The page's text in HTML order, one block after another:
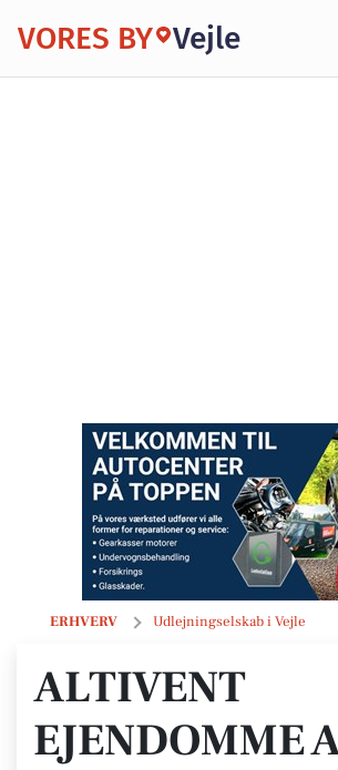
VORES BY Vejle
ERHVERV Udlejningselskab i Vejle
ALTIVENT EJENDOMME ApS
ALTIVENT
EJENDOMME